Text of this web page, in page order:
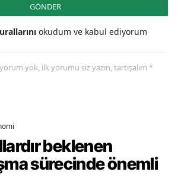
GÖNDER
okudum ve kabul ediyorum
yok, ilk yorumu siz yazın, tartışalım *
beklenen
sürecinde önemli